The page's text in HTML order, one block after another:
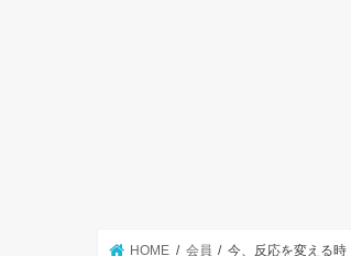
HOME 会員 今、反応を変える